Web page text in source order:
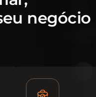
negócio